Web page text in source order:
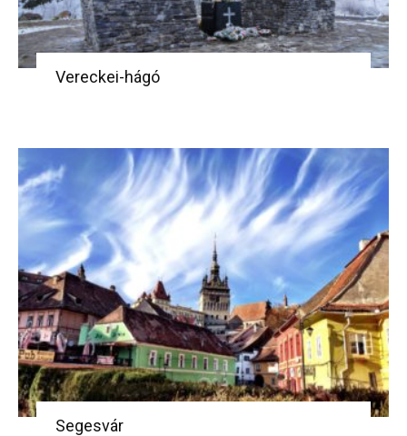
Vereckei-hágó
Segesvár